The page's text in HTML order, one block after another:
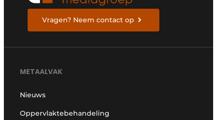
Vragen? Neem contact op
METAALVAK
Nieuws
Oppervlaktebehandeling